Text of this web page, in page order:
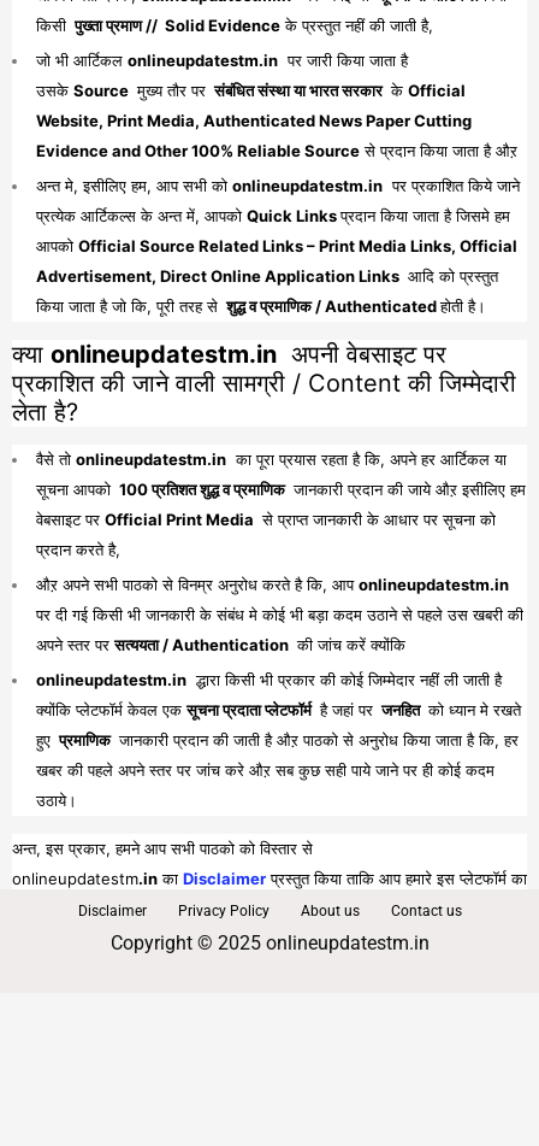
किसी पुख्ता प्रमाण // Solid Evidenceके प्रस्तुत नहीं की जाती है,
जो भी आर्टिकल onlineupdatestm.in पर जारी किया जाता है
उसके Source मुख्य तौर पर संबंधित संस्था या भारत सरकार के Official
Website, Print Media, Authenticated News Paper Cutting
Evidence and Other 100% Reliable Sourceसे प्रदान किया जाता है औऱ
अन्त मे, इसीलिए हम, आप सभी को onlineupdatestm.in पर प्रकाशित किये जाने
प्रत्येक आर्टिकल्स के अन्त में, आपको Quick Linksप्रदान किया जाता है जिसमे हम
आपको Official Source Related Links – Print Media Links, Official
Advertisement, Direct Online Application Links आदि को प्रस्तुत
किया जाता है जो कि, पूरी तरह से शुद्ध व प्रमाणिक / Authenticatedहोती है।
क्या onlineupdatestm.in अपनी वेबसाइट पर
प्रकाशित की जाने वाली सामग्री / Content की जिम्मेदारी
लेता है?
वैसे तो onlineupdatestm.in का पूरा प्रयास रहता है कि, अपने हर आर्टिकल या
सूचना आपको 100 प्रतिशत शुद्ध व प्रमाणिक जानकारी प्रदान की जाये औऱ इसीलिए हम
वेबसाइट पर Official Print Media से प्राप्त जानकारी के आधार पर सूचना को
प्रदान करते है,
औऱ अपने सभी पाठको से विनम्र अनुरोध करते है कि, आपonlineupdatestm.in
पर दी गई किसी भी जानकारी के संबंध मे कोई भी बड़ा कदम उठाने से पहले उस खबरी की
अपने स्तर परसत्ययता / Authentication की जांच करें क्योंकि
onlineupdatestm.in द्धारा किसी भी प्रकार की कोई जिम्मेदार नहीं ली जाती है
क्योंकि प्लेटफॉर्म केवल एकसूचना प्रदाता प्लेटफॉर्म है जहां पर जनहित को ध्यान मे रखते
हुए प्रमाणिक जानकारी प्रदान की जाती है औऱ पाठको से अनुरोध किया जाता है कि, हर
खबर की पहले अपने स्तर पर जांच करे औऱ सब कुछ सही पाये जाने पर ही कोई कदम
उठाये।
अन्त, इस प्रकार, हमने आप सभी पाठको को विस्तार से
onlineupdatestm.inका Disclaimerप्रस्तुत किया ताकि आप हमारे इस प्लेटफॉर्म का
पूरा व भरपूर लाभ प्राप्त कर सकें।
Disclaimer Privacy Policy About us Contact us
Copyright © 2025 onlineupdatestm.in